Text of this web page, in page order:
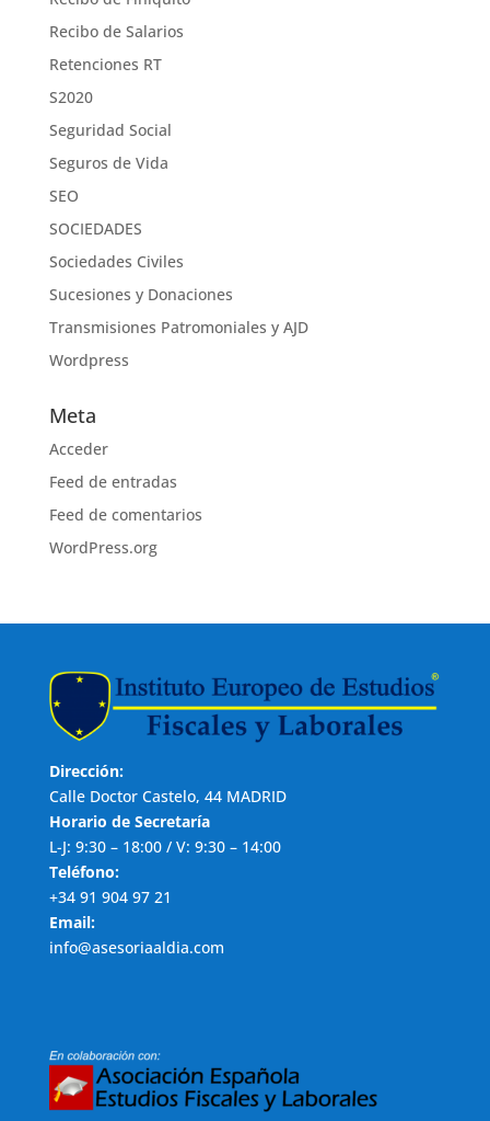
Recibo de Salarios
Retenciones RT
S2020
Seguridad Social
Seguros de Vida
SEO
SOCIEDADES
Sociedades Civiles
Sucesiones y Donaciones
Transmisiones Patromoniales y AJD
Wordpress
Meta
Acceder
Feed de entradas
Feed de comentarios
WordPress.org
Dirección:
Calle Doctor Castelo, 44 MADRID
Horario de Secretaría
L-J: 9:30 – 18:00 / V: 9:30 – 14:00
Teléfono:
+34 91 904 97 21
Email:
info@asesoriaaldia.com